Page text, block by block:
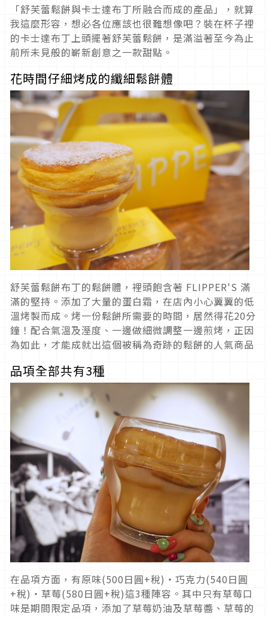
「舒芙蕾鬆餅與卡士達布丁所融合而成的產品」，就算
我這麼形容，想必各位應該也很難想像吧？裝在杯子裡
的卡士達布丁上頭擺著舒芙蕾鬆餅，是滿溢著至今為止
前所未見般的嶄新創意之一款甜點。
花時間仔細烤成的纖細鬆餅體
舒芙蕾鬆餅布丁的鬆餅體，裡頭飽含著 FLIPPER'S 滿
滿的堅持。添加了大量的蛋白霜，在店內小心翼翼的低
溫烤製而成。烤一份鬆餅所需要的時間，居然得花20分
鐘！配合氣溫及溼度、一邊做細微調整一邊煎烤，正因
為如此，才能成就出這個被稱為奇跡的鬆餅的人氣商品
品項全部共有3種
在品項方面，有原味(500日圓+稅)・巧克力(540日圓
+稅)・草莓(580日圓+稅)這3種陣容。其中只有草莓口
味是期間限定品項，添加了草莓奶油及草莓醬、草莓的